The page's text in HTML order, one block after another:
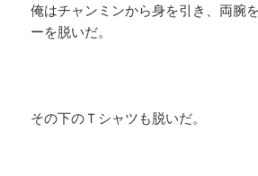
俺はチャンミンから身を引き、両腕
ーを脱いだ。
その下のＴシャツも脱いだ。